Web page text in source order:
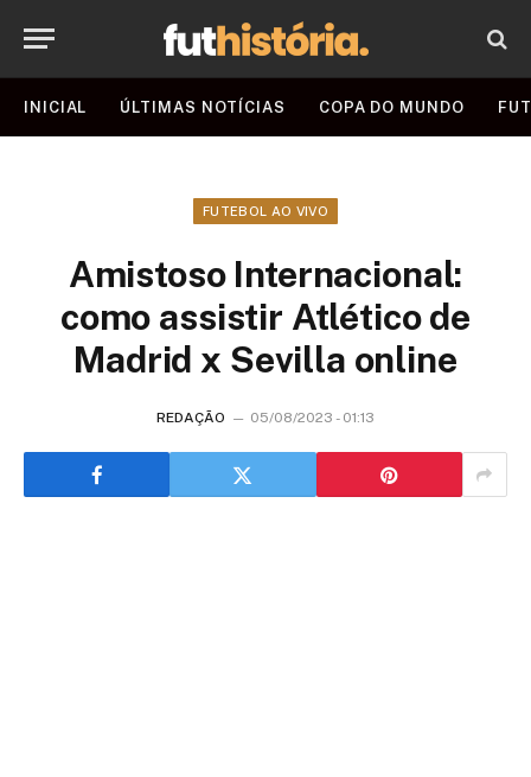
INICIAL ÚLTIMAS NOTÍCIAS COPA DO MUNDO
FUTEBOL AO VIVO
Amistoso Internacional:
como assistir Atlético de
Madrid x Sevilla online
REDAÇÃO 05/08/2023 - 01:13